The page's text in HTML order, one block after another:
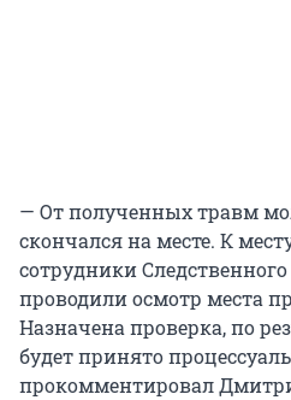
— От полученных травм
скончался на месте. К
сотрудники
проводили осмотр места
Назначена проверка, по
будет принято
прокомментировал